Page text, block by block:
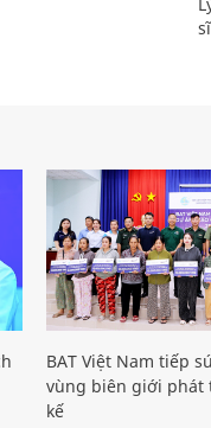
BAT Việt Nam tiếp
vùng biên giới phát
kế